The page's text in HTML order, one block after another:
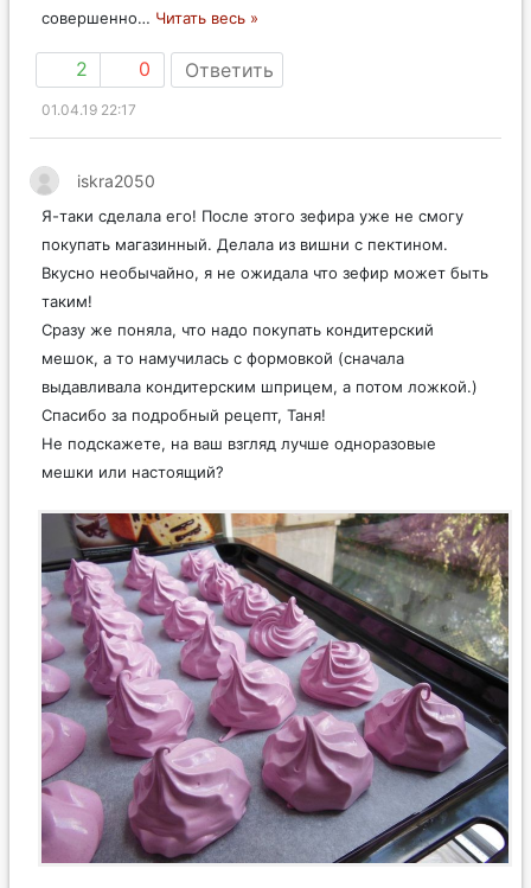
совершенно… Читать весь »
2 0 Ответить
01.04.19 22:17
iskra2050
Я-таки сделала его! После этого зефира уже не смогу
покупать магазинный. Делала из вишни с пектином.
Вкусно необычайно, я не ожидала что зефир может быть
таким!
Сразу же поняла, что надо покупать кондитерский
мешок, а то намучилась с формовкой (сначала
выдавливала кондитерским шприцем, а потом ложкой.)
Спасибо за подробный рецепт, Таня!
Не подскажете, на ваш взгляд лучше одноразовые
мешки или настоящий?